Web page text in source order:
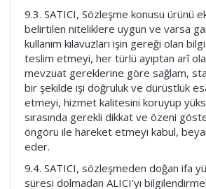
9.3. SATICI, Sözleşme konusu ürünü
belirtilen niteliklere uygun ve varsa
kullanım kılavuzları işin gereği olan
teslim etmeyi, her türlü ayıptan arî
mevzuat gereklerine göre sağlam,
bir şekilde işi doğruluk ve dürüstlük
etmeyi, hizmet kalitesini koruyup
sırasında gerekli dikkat ve özeni
öngörü ile hareket etmeyi kabul,
eder.
9.4. SATICI, sözleşmeden doğan ifa
süresi dolmadan ALICI’yı